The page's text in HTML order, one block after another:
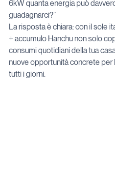
6kW quanta energia può
guadagnarci?”
La risposta è chiara: con il sole
+ accumulo Hanchu non solo
consumi quotidiani della tua
nuove opportunità concrete per
tutti i giorni.